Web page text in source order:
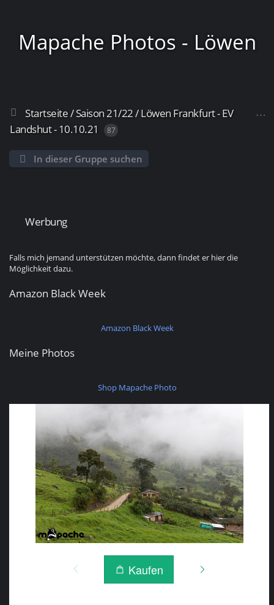
Mapache Photos - Löwen
Frankfurt
Startseite/Saison 21/22/Löwen Frankfurt - EV
Landshut - 10.10.21
87
In dieser Gruppe suchen
Werbung
Falls mich jemand unterstützen möchte, dann findet er hier die
Möglichkeit dazu.
Amazon Black Week
Amazon Black Week
Meine Photos
Shop Mapache Photo